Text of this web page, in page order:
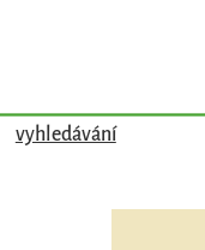
vyhledávání